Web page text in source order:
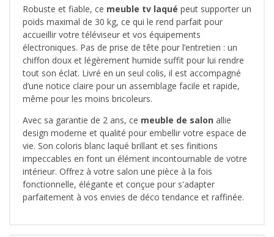
Robuste et fiable, ce meuble tv laqué peut supporter un
poids maximal de 30 kg, ce qui le rend parfait pour
accueillir votre téléviseur et vos équipements
électroniques. Pas de prise de tête pour l’entretien : un
chiffon doux et légèrement humide suffit pour lui rendre
tout son éclat. Livré en un seul colis, il est accompagné
d’une notice claire pour un assemblage facile et rapide,
même pour les moins bricoleurs.
Avec sa garantie de 2 ans, ce meuble de salon allie
design moderne et qualité pour embellir votre espace de
vie. Son coloris blanc laqué brillant et ses finitions
impeccables en font un élément incontournable de votre
intérieur. Offrez à votre salon une pièce à la fois
fonctionnelle, élégante et conçue pour s'adapter
parfaitement à vos envies de déco tendance et raffinée.